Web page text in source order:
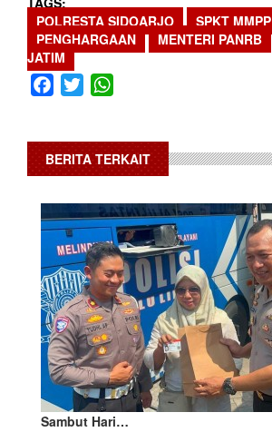
POLRESTA SIDOARJO
SPKT MMPP
PENGHARGAAN
MENTERI PANRB
JATIM
Facebook
Twitter
BERITA TERKAIT
Sambut Hari…